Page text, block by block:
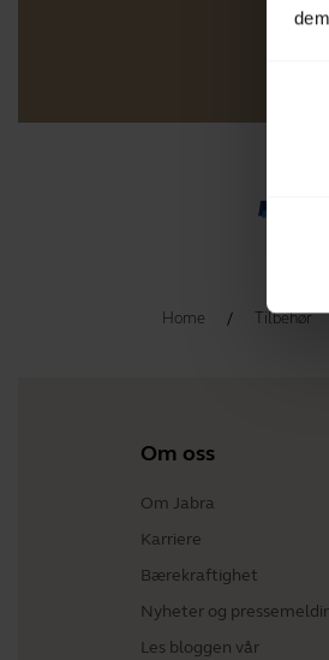
Home Tilbehør
Om oss
Om Jabra
Karriere
Bærekraftighet
Nyheter og
Les bloggen vår